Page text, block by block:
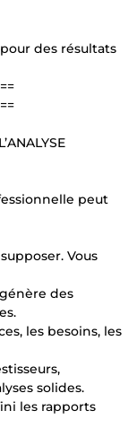
des résultats
peut
Vous
des
les besoins, les
solides.
les rapports